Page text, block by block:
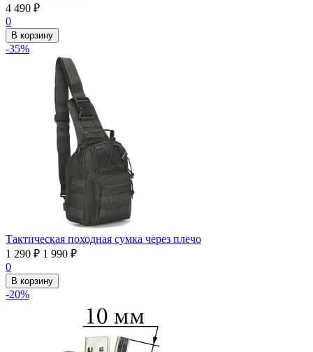
4 490 ₽
0
В корзину
-35%
Тактическая походная сумка через плечо
1 290 ₽ 1 990 ₽
0
В корзину
-20%